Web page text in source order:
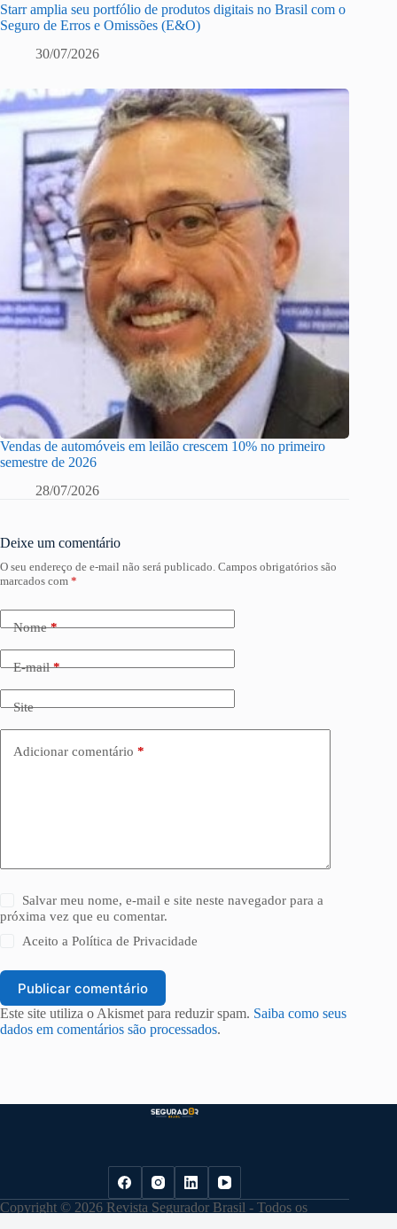
Starr amplia seu portfólio de produtos digitais no Brasil com o
Seguro de Erros e Omissões (E&O)
30/07/2026
Vendas de automóveis em leilão crescem 10% no primeiro
semestre de 2026
28/07/2026
Deixe um comentário
O seu endereço de e-mail não será publicado. Campos obrigatórios são
marcados com *
Nome*
E-mail*
Site
Adicionar comentário *
Salvar meu nome, e-mail e site neste navegador para a
próxima vez que eu comentar.
Aceito aPolítica de Privacidade
Publicar comentário
Este site utiliza o Akismet para reduzir spam. Saiba como seus
dados em comentários são processados.
Copyright © 2026 Revista Segurador Brasil - Todos os